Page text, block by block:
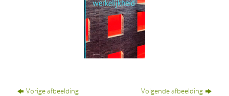
Vorige afbeelding Volgende afbeelding